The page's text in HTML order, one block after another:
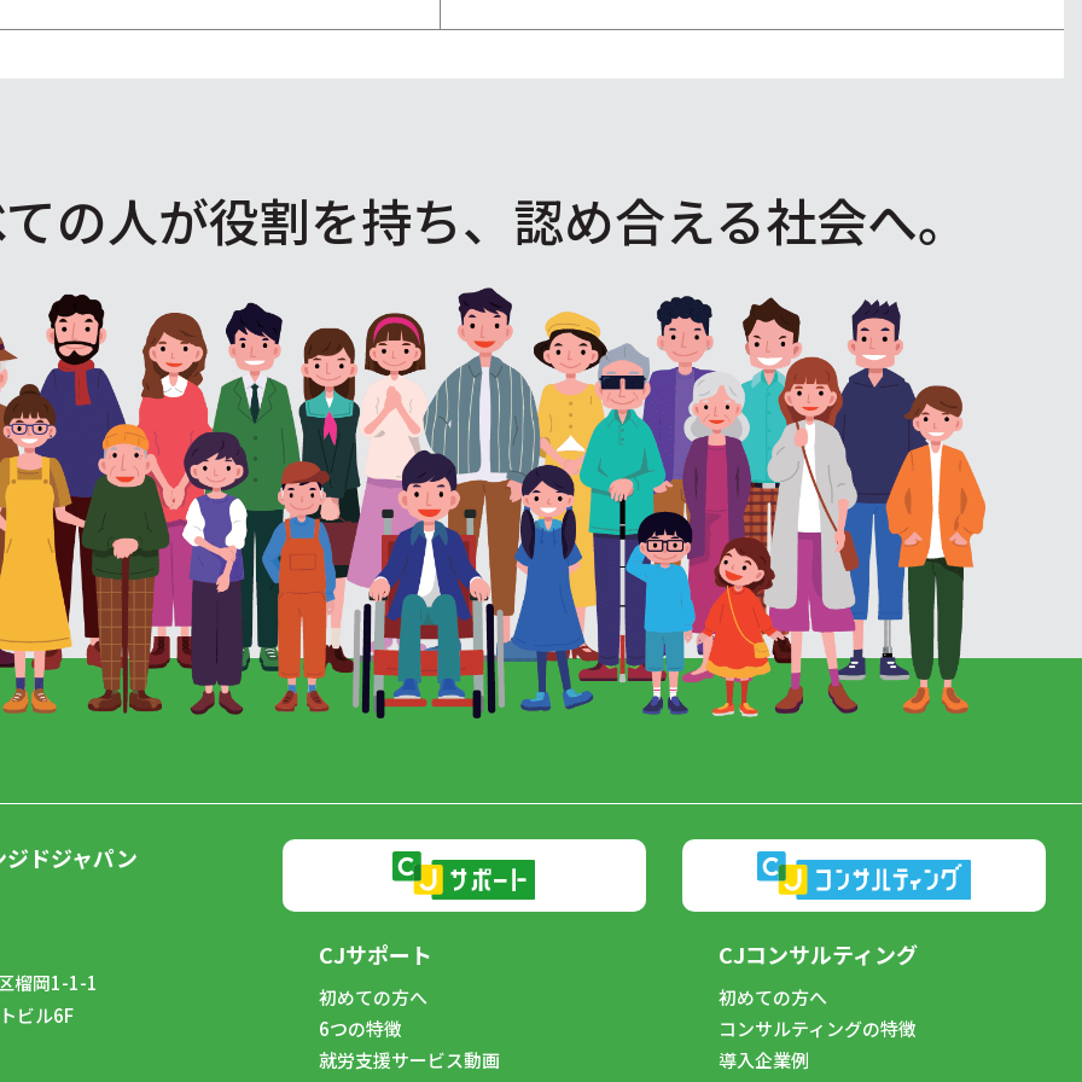
の人が役割を持ち、認め合える社会へ。
ドジャパン
榴岡1-1-1
ビル6F
CJサポート
初めての方へ
6つの特徴
就労支援サービス動画
CJコンサルティング
初めての方へ
コンサルティングの特徴
導入企業例